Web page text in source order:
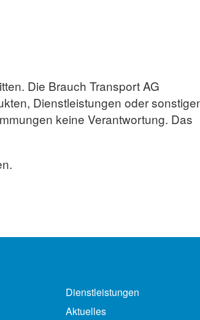
Die Brauch Transport AG
Dienstleistungen oder
keine Verantwortung. Das
Dienstleistungen
Aktuelles